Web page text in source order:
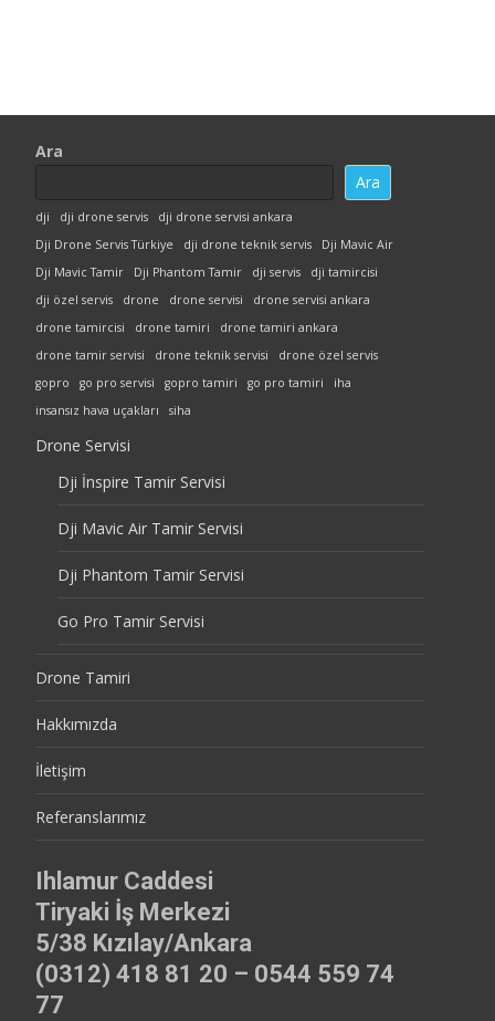
Ara
Ara
dji dji drone servis
dji drone servisi ankara
Dji Drone Servis Türkiye
dji drone teknik servis
Dji Mavic Air
Dji Mavic Tamir
Dji Phantom Tamir dji servis
dji tamircisi
dji özel servis
drone drone servisi
drone servisi ankara
drone tamircisi
drone tamiri
drone tamiri ankara
drone tamir servisi
drone teknik servisi
drone özel servis
gopro
go pro servisi gopro tamiri go pro tamiri
iha
insansız hava uçakları
siha
Drone Servisi
Dji İnspire Tamir Servisi
Dji Mavic Air Tamir Servisi
Dji Phantom Tamir Servisi
Go Pro Tamir Servisi
Drone Tamiri
Hakkımızda
İletişim
Referanslarımız
Ihlamur Caddesi
Tiryaki İş Merkezi
5/38 Kızılay/Ankara
(0312) 418 81 20 – 0544 559 74
77